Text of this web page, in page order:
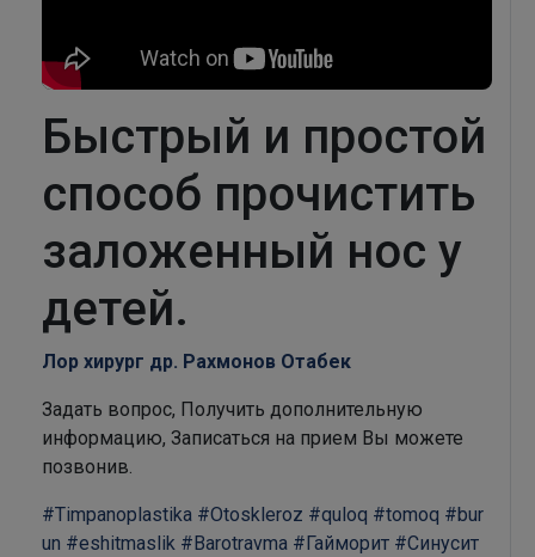
Быстрый и простой
способ прочистить
заложенный нос у
детей.
Лор хирург др. Рахмонов Отабек
Задать вопрос, Получить дополнительную
информацию, Записаться на прием Вы можете
позвонив.
#Timpanoplastika #Otoskleroz #quloq #tomoq #bur
un #eshitmaslik #Barotravma #Гайморит #Синусит